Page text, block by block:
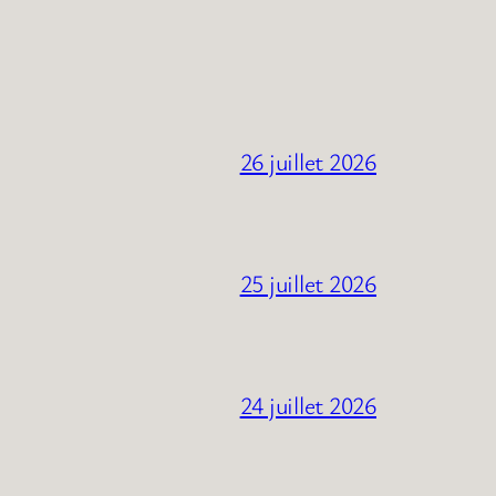
26 juillet 2026
25 juillet 2026
24 juillet 2026